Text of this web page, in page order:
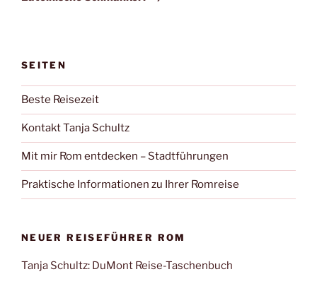
SEITEN
Beste Reisezeit
Kontakt Tanja Schultz
Mit mir Rom entdecken – Stadtführungen
Praktische Informationen zu Ihrer Romreise
NEUER REISEFÜHRER ROM
Tanja Schultz: DuMont Reise-Taschenbuch